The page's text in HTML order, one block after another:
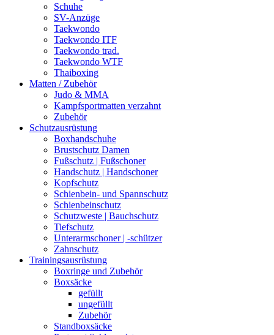
Schuhe
SV-Anzüge
Taekwondo
Taekwondo ITF
Taekwondo trad.
Taekwondo WTF
Thaiboxing
Matten / Zubehör
Judo & MMA
Kampfsportmatten verzahnt
Zubehör
Schutzausrüstung
Boxhandschuhe
Brustschutz Damen
Fußschutz | Fußschoner
Handschutz | Handschoner
Kopfschutz
Schienbein- und Spannschutz
Schienbeinschutz
Schutzweste | Bauchschutz
Tiefschutz
Unterarmschoner | -schützer
Zahnschutz
Trainingsausrüstung
Boxringe und Zubehör
Boxsäcke
gefüllt
ungefüllt
Zubehör
Standboxsäcke